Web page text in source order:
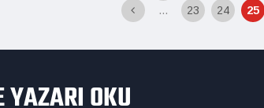
...
23 24 25